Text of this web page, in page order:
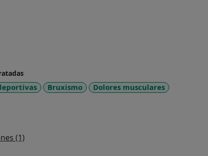
Bruxismo
Dolores musculares
(1)